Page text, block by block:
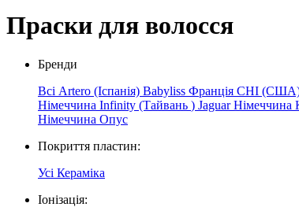
Праски для волосся
Бренди
Всі Artero (Іспанія) Babyliss Франція CHI
Німеччина Infinity (Тайвань ) JaguarНімеччина
Німеччина Опус
Покриття пластин:
Усі Кераміка
Іонізація: